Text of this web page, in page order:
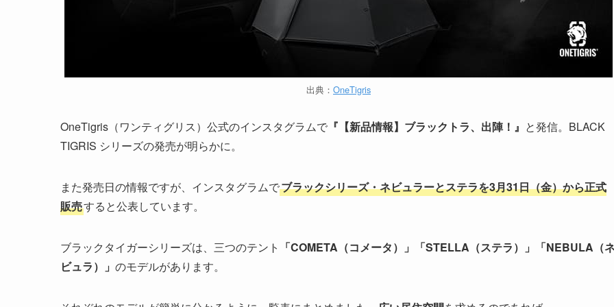
出典： OneTigris
OneTigris（ワンティグリス）公式のインスタグラムで 『【新品情報】ブラックトラ、出陣！』 と発信。BLACK
TIGRIS シリーズの発売が明らかに。
また発売日の情報ですが、インスタグラムでブラックシリーズ・ネビュラーとステラを3月31日（金）から正式
販売すると公表しています。
ブラックタイガーシリーズは、三つのテント 「COMETA（コメータ）」「STELLA（ステラ）」「NEBULA（
ビュラ）」 のモデルがあります。